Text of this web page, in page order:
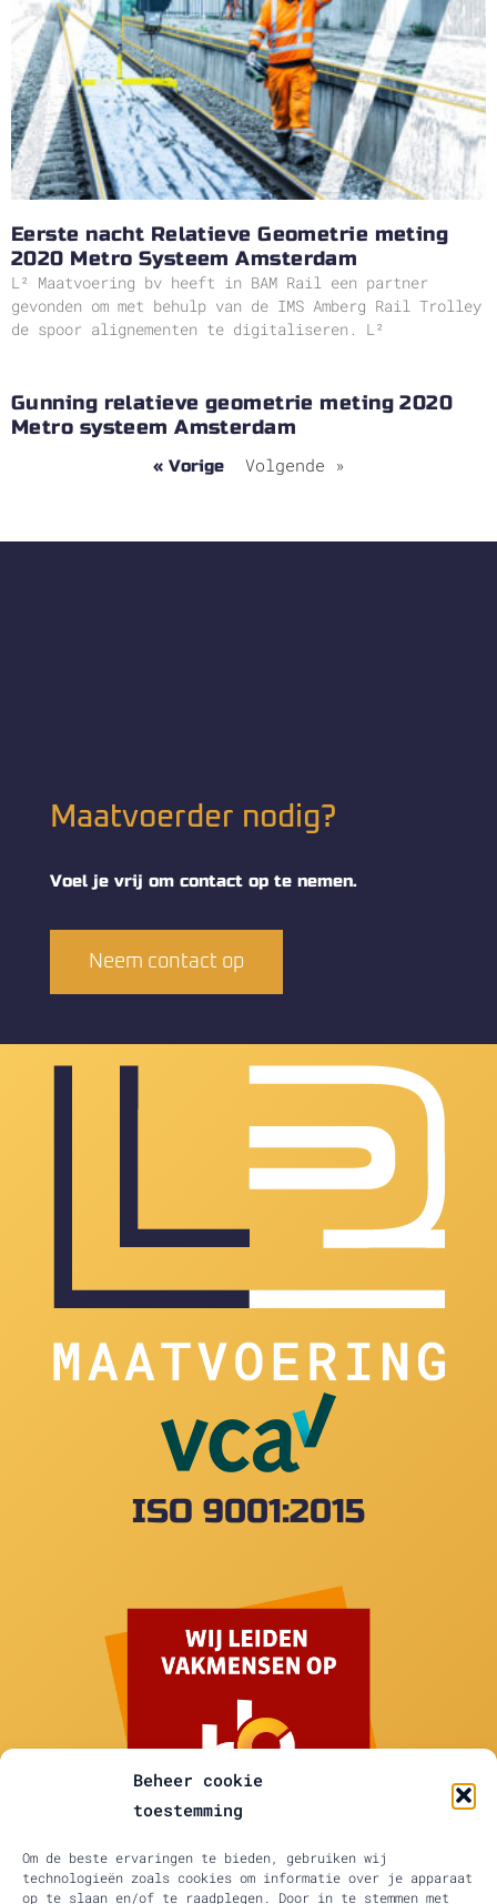
Beheer cookie
toestemming
Om de beste ervaringen te bieden, gebruiken wij
technologieën zoals cookies om informatie over je apparaat
op te slaan en/of te raadplegen. Door in te stemmen met
Eerste nacht Relatieve Geometrie meting
2020 Metro Systeem Amsterdam
L² Maatvoering bv heeft in BAM Rail een partner
gevonden om met behulp van de IMS Amberg Rail Trolley
de spoor alignementen te digitaliseren. L²
Gunning relatieve geometrie meting 2020
Metro systeem Amsterdam
« Vorige Volgende »
Maatvoerder nodig?
Voel je vrij om contact op te nemen.
Neem contact op
ISO 9001:2015